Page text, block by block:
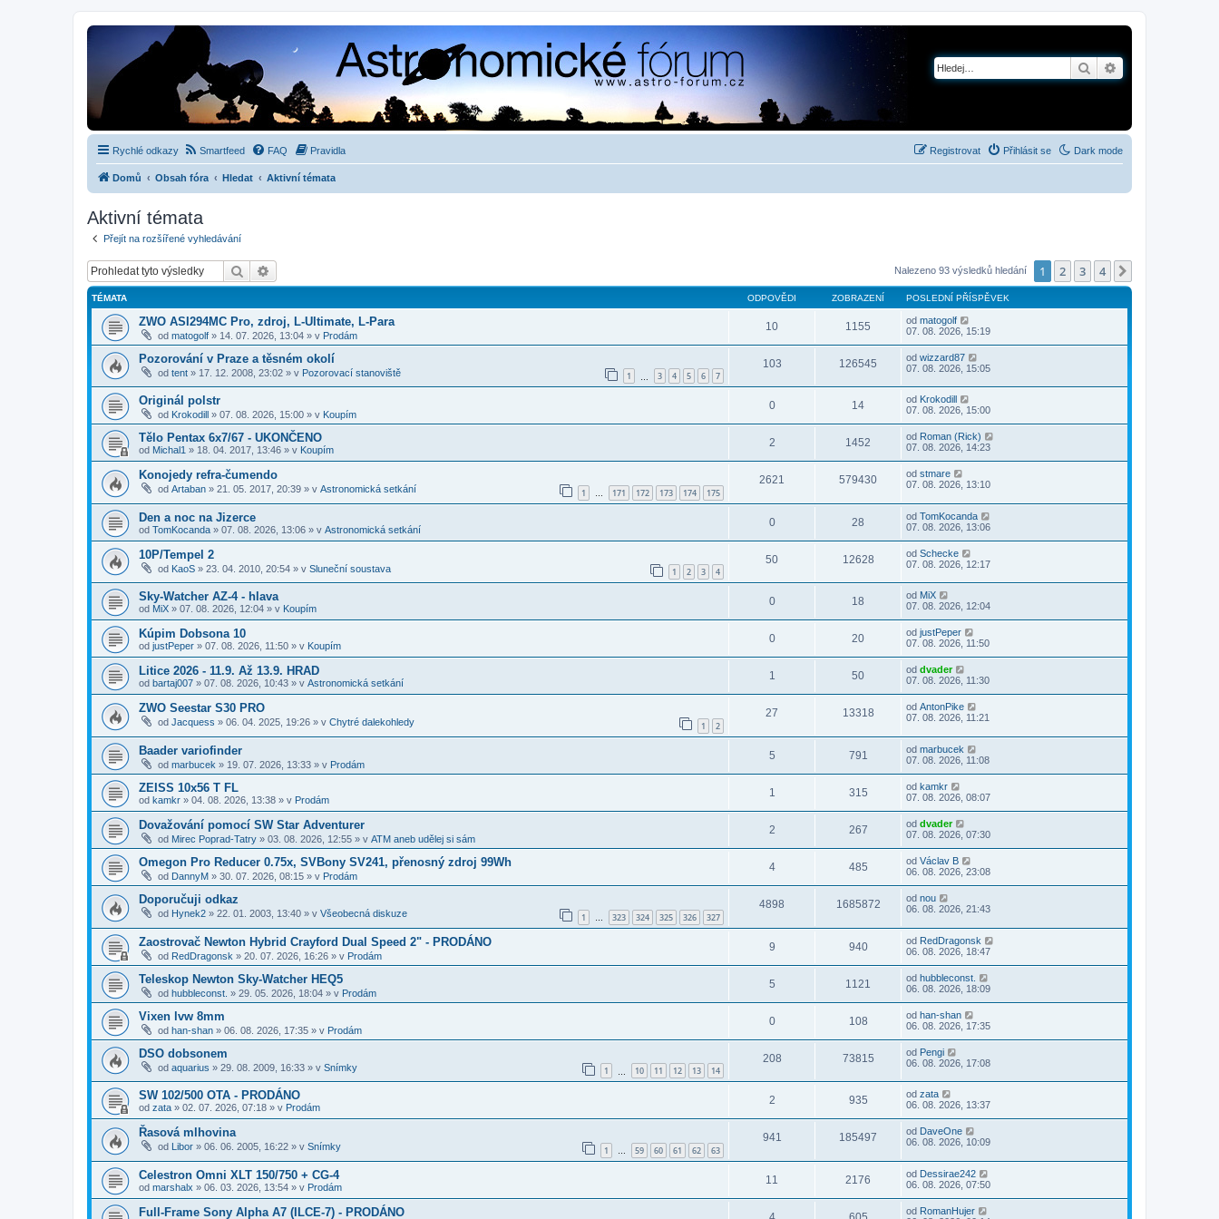
Hledat
Rychlé odkazy Dark mode
Smartfeed FAQ Pravidla Přihlásit se
Registrovat
Domů Obsah fóra Hledat Aktivní témata
Aktivní témata
Přejít na rozšířené vyhledávání
Hledat Nalezeno 93 výsledků hledání 1 2 3 4
TÉMATA ODPOVĚDI ZOBRAZENÍ POSLEDNÍ PŘÍSPĚVEK
ZWO ASI294MC Pro, zdroj, L-Ultimate, L-Para
od matogolf » 14. 07. 2026, 13:04 » v Prodám
10 1155 od matogolf
07. 08. 2026, 15:19
Pozorování v Praze a těsném okolí
od tent » 17. 12. 2008, 23:02 » v Pozorovací stanoviště 1 3 4 5 6 7
103 126545 od wizzard87
07. 08. 2026, 15:05
Originál polstr
od Krokodill » 07. 08. 2026, 15:00 » v Koupím
0 14 od Krokodill
07. 08. 2026, 15:00
Tělo Pentax 6x7/67 - UKONČENO
od Michal1 » 18. 04. 2017, 13:46 » v Koupím
2 1452 od Roman (Rick)
07. 08. 2026, 14:23
Konojedy refra-čumendo
od Artaban » 21. 05. 2017, 20:39 » v Astronomická setkání 1 … 171 172 173 174 175
2621 579430 od stmare
07. 08. 2026, 13:10
Den a noc na Jizerce
od TomKocanda » 07. 08. 2026, 13:06 » v Astronomická setkání
0 28 od TomKocanda
07. 08. 2026, 13:06
10P/Tempel 2
od KaoS » 23. 04. 2010, 20:54 » v Sluneční soustava 1 2 3 4
50 12628 od Schecke
07. 08. 2026, 12:17
Sky-Watcher AZ-4 - hlava
od MiX » 07. 08. 2026, 12:04 » v Koupím
0 18 od MiX
07. 08. 2026, 12:04
Kúpim Dobsona 10
od justPeper » 07. 08. 2026, 11:50 » v Koupím
0 20 od justPeper
07. 08. 2026, 11:50
Litice 2026 - 11.9. Až 13.9. HRAD
od bartaj007 » 07. 08. 2026, 10:43 » v Astronomická setkání
1 50 od dvader
07. 08. 2026, 11:30
ZWO Seestar S30 PRO
od Jacquess » 06. 04. 2025, 19:26 » v Chytré dalekohledy 1 2
27 13318 od AntonPike
07. 08. 2026, 11:21
Baader variofinder
od marbucek » 19. 07. 2026, 13:33 » v Prodám
5 791 od marbucek
07. 08. 2026, 11:08
ZEISS 10x56 T FL
od kamkr » 04. 08. 2026, 13:38 » v Prodám
1 315 od kamkr
07. 08. 2026, 08:07
Dovažování pomocí SW Star Adventurer
od Mirec Poprad-Tatry » 03. 08. 2026, 12:55 » v ATM aneb udělej si sám
2 267 od dvader
07. 08. 2026, 07:30
Omegon Pro Reducer 0.75x, SVBony SV241, přenosný zdroj 99Wh
od DannyM » 30. 07. 2026, 08:15 » v Prodám
4 485 od Václav B
06. 08. 2026, 23:08
Doporučuji odkaz
od Hynek2 » 22. 01. 2003, 13:40 » v Všeobecná diskuze 1 … 323 324 325 326 327
4898 1685872 od nou
06. 08. 2026, 21:43
Zaostrovač Newton Hybrid Crayford Dual Speed 2" - PRODÁNO
od RedDragonsk » 20. 07. 2026, 16:26 » v Prodám
9 940 od RedDragonsk
06. 08. 2026, 18:47
Teleskop Newton Sky-Watcher HEQ5
od hubbleconst. » 29. 05. 2026, 18:04 » v Prodám
5 1121 od hubbleconst.
06. 08. 2026, 18:09
Vixen lvw 8mm
od han-shan » 06. 08. 2026, 17:35 » v Prodám
0 108 od han-shan
06. 08. 2026, 17:35
DSO dobsonem
od aquarius » 29. 08. 2009, 16:33 » v Snímky 1 10 11 12 13 14
208 73815 od Pengi
06. 08. 2026, 17:08
SW 102/500 OTA - PRODÁNO
od zata » 02. 07. 2026, 07:18 » v Prodám
2 935 od zata
06. 08. 2026, 13:37
Řasová mlhovina
od Libor » 06. 06. 2005, 16:22 » v Snímky 1 … 59 60 61 62 63
941 185497 od DaveOne
06. 08. 2026, 10:09
Celestron Omni XLT 150/750 + CG-4
od marshalx » 06. 03. 2026, 13:54 » v Prodám
11 2176 od Dessirae242
06. 08. 2026, 07:50
Full-Frame Sony Alpha A7 (ILCE-7) - PRODÁNO od RomanHujer